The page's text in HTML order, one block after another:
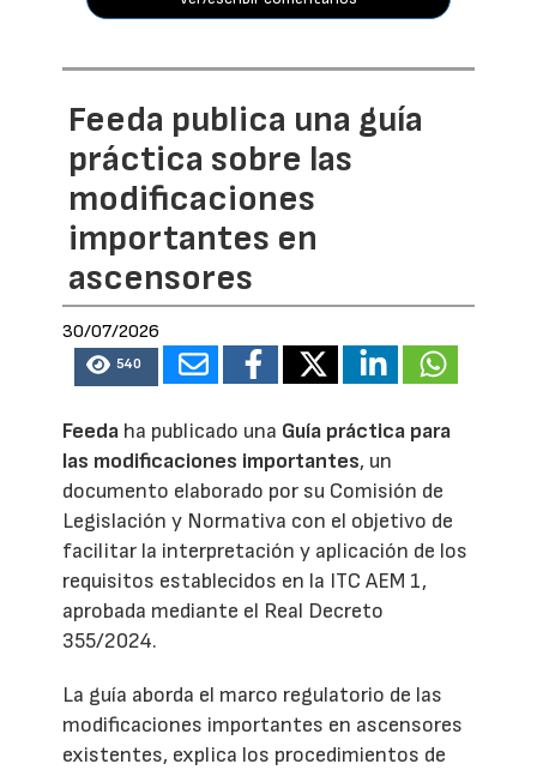
Feeda publica una guía
práctica sobre las
modificaciones
importantes en
ascensores
30/07/2026
540
Feeda ha publicado una Guía práctica para
las modificaciones importantes, un
documento elaborado por su Comisión de
Legislación y Normativa con el objetivo de
facilitar la interpretación y aplicación de los
requisitos establecidos en la ITC AEM 1,
aprobada mediante el Real Decreto
355/2024.
La guía aborda el marco regulatorio de las
modificaciones importantes en ascensores
existentes, explica los procedimientos de